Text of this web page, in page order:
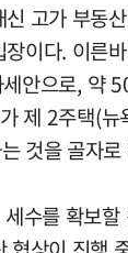
고가 부동
장이다. 이른
안으로, 약
제 2주택(뉴
것을 골자로
수를 확보